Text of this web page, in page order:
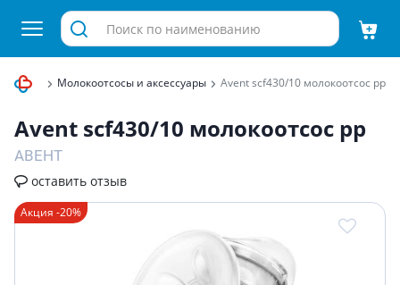
мам Молокоотсосы и аксессуары Avent scf430/10 молокоотсос рр
Avent scf430/10 молокоотсос рр
АВЕНТ
оставить отзыв
Акция -20%